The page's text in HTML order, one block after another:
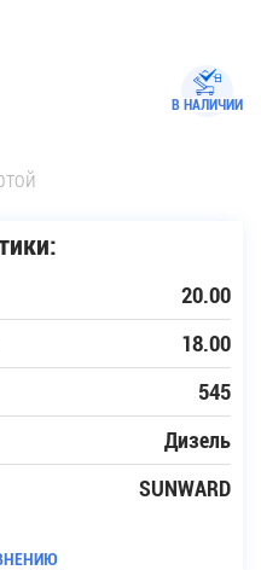
20.00
18.00
545
Дизель
SUNWARD
В НАЛИЧИИ